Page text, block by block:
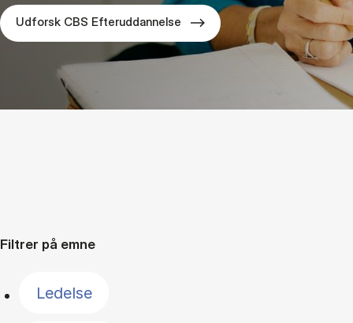
Udforsk CBS Efteruddannelse
Filtrer på emne
Ledelse